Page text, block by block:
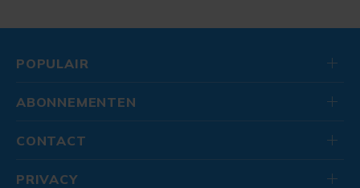
POPULAIR
ABONNEMENTEN
CONTACT
PRIVACY